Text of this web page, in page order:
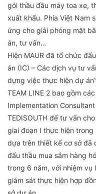
gói thầu đầu máy toa xe,
xuất khẩu. Phía Việt Nam
ứng cho giải phóng mặt
án, tư vấn…
Hiện MAUR đã tổ chức
án (IC) – Các dịch vụ tư
dựng việc thực hiện dự
TEAM LINE 2 bao gồm
Implementation Consultant
TEDISOUTH để tư vấn
giai đoạn I thực hiện
dựa trên thiết kế cơ sở đã
đấu thầu mua sắm hàng
trong 6 năm, với nhiệm
giám sát thực hiện hợp